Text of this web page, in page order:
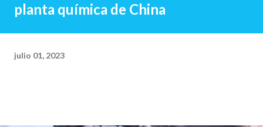
planta química de China
julio 01, 2023